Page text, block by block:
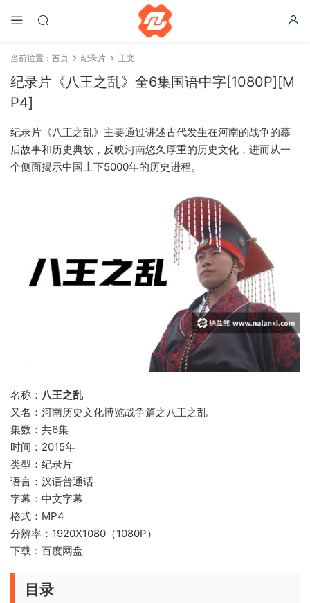
当前位置： 首页 纪录片 正文
纪录片《八王之乱》全6集国语中字[1080P][M
P4]
纪录片《八王之乱》主要通过讲述古代发生在河南的战争的幕
后故事和历史典故，反映河南悠久厚重的历史文化，进而从一
个侧面揭示中国上下5000年的历史进程。
名称： 八王之乱
又名：河南历史文化博览战争篇之八王之乱
集数：共6集
时间：2015年
类型：纪录片
语言：汉语普通话
字幕：中文字幕
格式：MP4
分辨率：1920X1080（1080P）
下载：百度网盘
目录